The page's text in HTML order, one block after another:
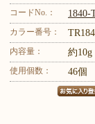
コードNo.： 1840-
カラー番号：
内容量： 約10g
使用個数： 46個